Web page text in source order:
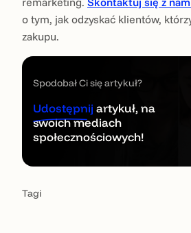
o tym, jak odzyskać klientów,
zakupu.
Spodobał Ci się artykuł?
Udostępnijartykuł, na
swoich mediach
społecznościowych!
Tagi